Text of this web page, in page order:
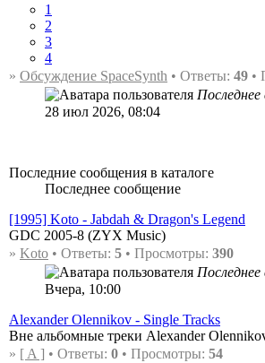
1
2
3
4
» Обсуждение SpaceSynth • Ответы: 49 •
28 июл 2026, 08:04
Последние сообщения в каталоге
Последнее сообщение
[1995] Koto - Jabdah & Dragon's Legend
GDC 2005-8 (ZYX Music)
» Koto • Ответы: 5 • Просмотры: 390
Вчера, 10:00
Alexander Olennikov - Single Tracks
Вне альбомные треки Alexander
» [ A ] • Ответы: 0 • Просмотры: 54